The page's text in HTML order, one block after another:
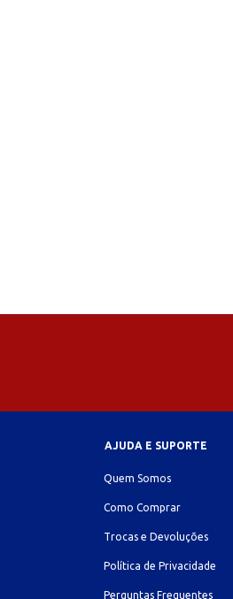
AJUDA E SUPORTE
Quem Somos
Como Comprar
Trocas e Devoluções
Política de Privacidade
Perguntas Frequentes